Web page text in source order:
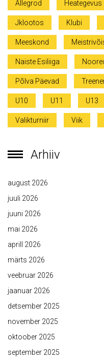
Allegrod Heategevus
Jklootos Klubi
Meeskond
Naiste Esiliiga
Põlva Päevad
U10 U11 U13
Valikturniir Viik
Arhiiv
august 2026
juuli 2026
juuni 2026
mai 2026
aprill 2026
märts 2026
veebruar 2026
jaanuar 2026
detsember 2025
november 2025
oktoober 2025
september 2025